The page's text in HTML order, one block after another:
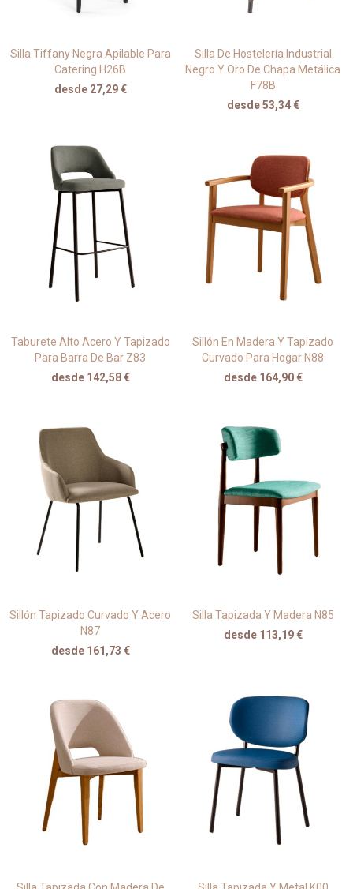
Silla Tiffany Negra Apilable Para
Catering H26B
desde 27,29 €
Silla De Hostelería Industrial
Negro Y Oro De Chapa Metálica
F78B
desde 53,34 €
Taburete Alto Acero Y Tapizado
Para Barra De Bar Z83
desde 142,58 €
Sillón En Madera Y Tapizado
Curvado Para Hogar N88
desde 164,90 €
Sillón Tapizado Curvado Y Acero
N87
desde 161,73 €
Silla Tapizada Y Madera N85
desde 113,19 €